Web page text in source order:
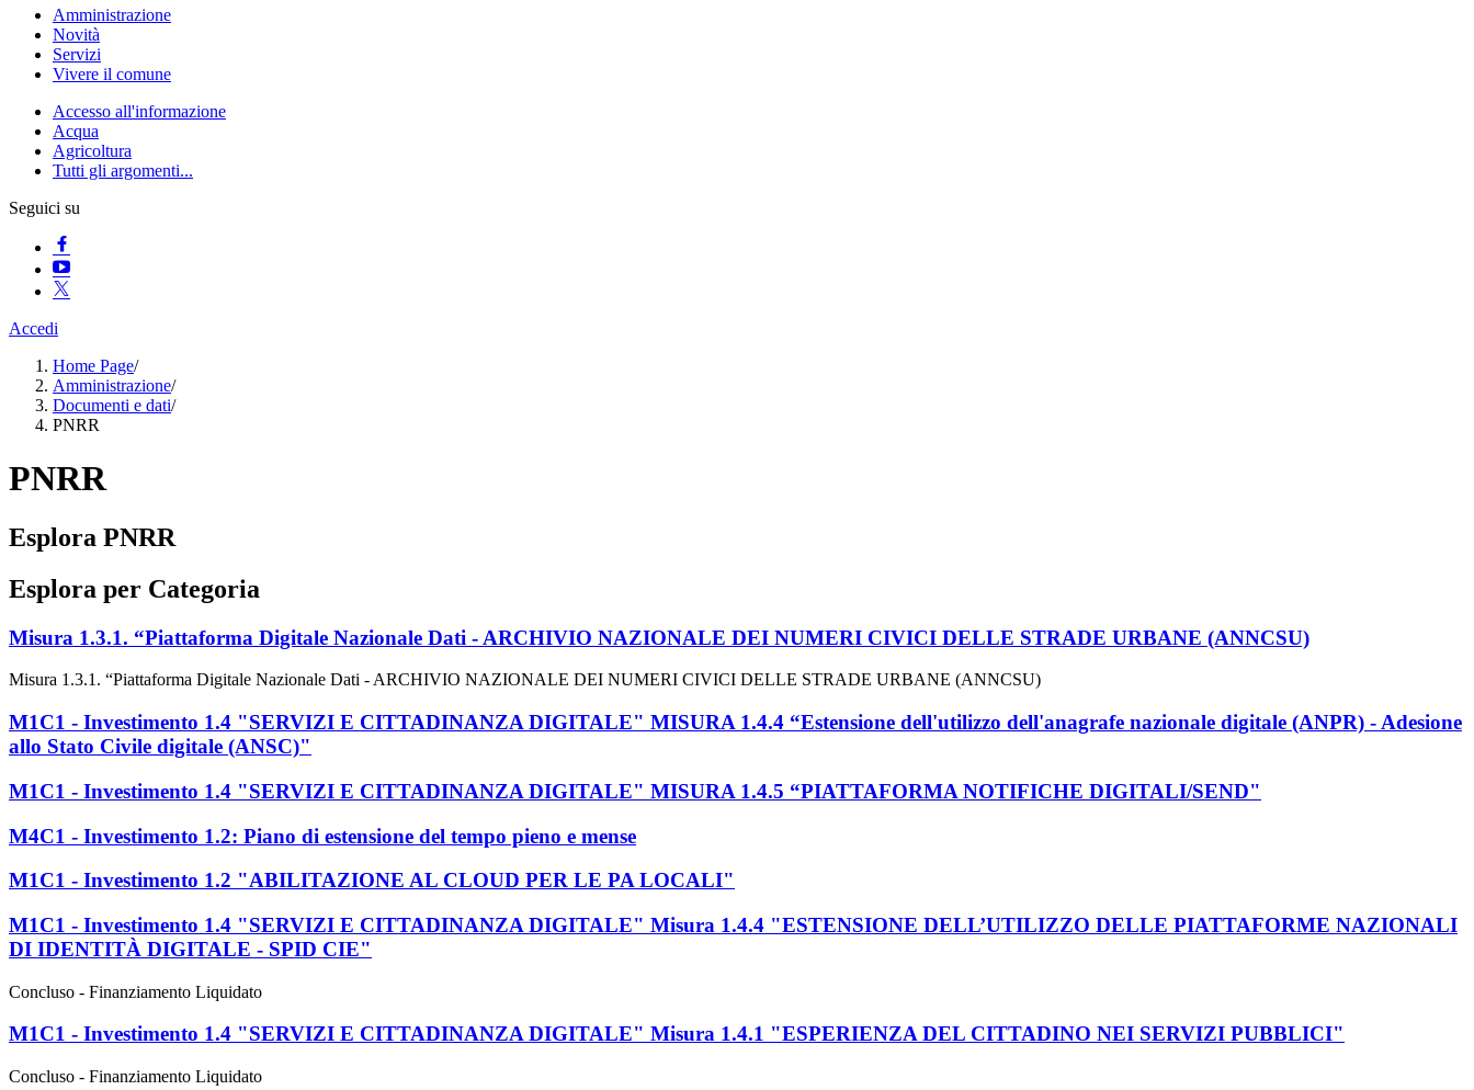
Amministrazione
Novità
Servizi
Vivere il comune
Accesso all'informazione
Acqua
Agricoltura
Tutti gli argomenti...
Seguici su
Accedi
Home Page/
Amministrazione/
Documenti e dati/
PNRR
PNRR
Esplora PNRR
Esplora per Categoria
Misura 1.3.1. “Piattaforma Digitale Nazionale Dati - ARCHIVIO NAZIONALE DEI NUMERI CIVICI DELLE STRADE URBANE (ANNCSU)
Misura 1.3.1. “Piattaforma Digitale Nazionale Dati - ARCHIVIO NAZIONALE DEI NUMERI CIVICI DELLE STRADE URBANE (ANNCSU)
M1C1 - Investimento 1.4 "SERVIZI E CITTADINANZA DIGITALE" MISURA 1.4.4 “Estensione dell'utilizzo dell'anagrafe nazionale digitale (ANPR) - Adesione
allo Stato Civile digitale (ANSC)"
M1C1 - Investimento 1.4 "SERVIZI E CITTADINANZA DIGITALE" MISURA 1.4.5 “PIATTAFORMA NOTIFICHE DIGITALI/SEND"
M4C1 - Investimento 1.2: Piano di estensione del tempo pieno e mense
M1C1 - Investimento 1.2 "ABILITAZIONE AL CLOUD PER LE PA LOCALI"
M1C1 - Investimento 1.4 "SERVIZI E CITTADINANZA DIGITALE" Misura 1.4.4 "ESTENSIONE DELL’UTILIZZO DELLE PIATTAFORME NAZIONALI
DI IDENTITÀ DIGITALE - SPID CIE"
Concluso - Finanziamento Liquidato
M1C1 - Investimento 1.4 "SERVIZI E CITTADINANZA DIGITALE" Misura 1.4.1 "ESPERIENZA DEL CITTADINO NEI SERVIZI PUBBLICI"
Concluso - Finanziamento Liquidato